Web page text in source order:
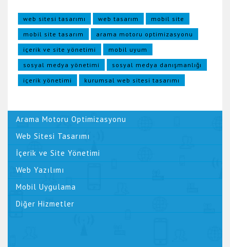
web sitesi tasarımı web tasarım
mobil site
mobil site tasarım
arama motoru optimizasyonu
içerik ve site yönetimi
mobil uyum
sosyal medya yönetimi
sosyal medya danışmanlığı
içerik yönetimi
kurumsal web sitesi tasarımı
Arama Motoru Optimizasyonu
Web Sitesi Tasarımı
İçerik ve Site Yönetimi
Web Yazılımı
Mobil Uygulama
Diğer Hizmetler